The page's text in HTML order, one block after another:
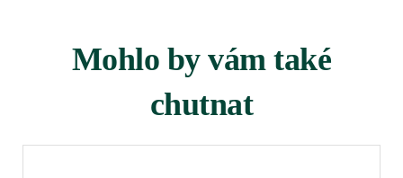
Mohlo by vám také
chutnat